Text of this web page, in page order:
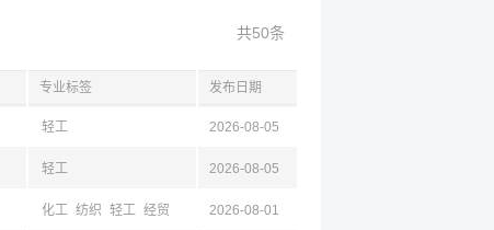
共50条
专业标签 发布日期
轻工 2026-08-05
轻工 2026-08-05
化工 纺织 轻工 经贸 2026-08-01